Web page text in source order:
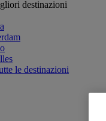
destinazioni
le destinazioni